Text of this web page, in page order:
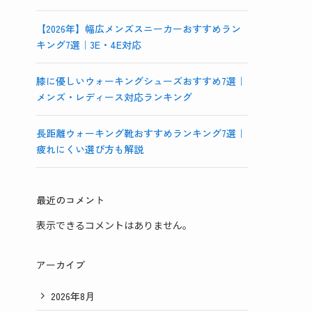
【2026年】幅広メンズスニーカーおすすめラン
キング7選｜3E・4E対応
膝に優しいウォーキングシューズおすすめ7選｜
メンズ・レディース対応ランキング
長距離ウォーキング靴おすすめランキング7選｜
疲れにくい選び方も解説
最近のコメント
表示できるコメントはありません。
アーカイブ
2026年8月